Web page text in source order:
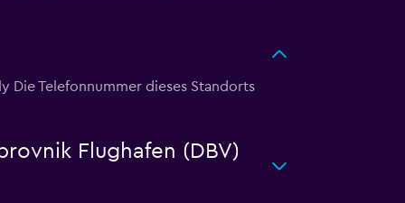
Telefonnummer dieses Standorts
Flughafen (DBV)